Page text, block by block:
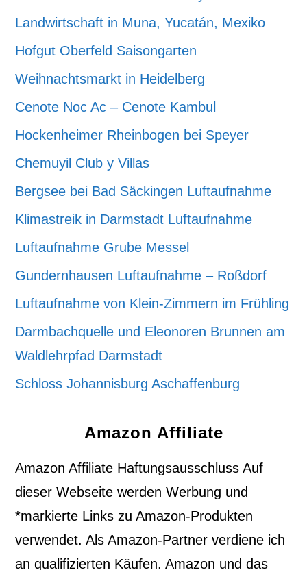
Landwirtschaft in Muna, Yucatán, Mexiko
Hofgut Oberfeld Saisongarten
Weihnachtsmarkt in Heidelberg
Cenote Noc Ac – Cenote Kambul
Hockenheimer Rheinbogen bei Speyer
Chemuyil Club y Villas
Bergsee bei Bad Säckingen Luftaufnahme
Klimastreik in Darmstadt Luftaufnahme
Luftaufnahme Grube Messel
Gundernhausen Luftaufnahme – Roßdorf
Luftaufnahme von Klein-Zimmern im Frühling
Darmbachquelle und Eleonoren Brunnen am
Waldlehrpfad Darmstadt
Schloss Johannisburg Aschaffenburg
Amazon Affiliate
Amazon Affiliate Haftungsausschluss Auf
dieser Webseite werden Werbung und
*markierte Links zu Amazon-Produkten
verwendet. Als Amazon-Partner verdiene ich
an qualifizierten Käufen. Amazon und das